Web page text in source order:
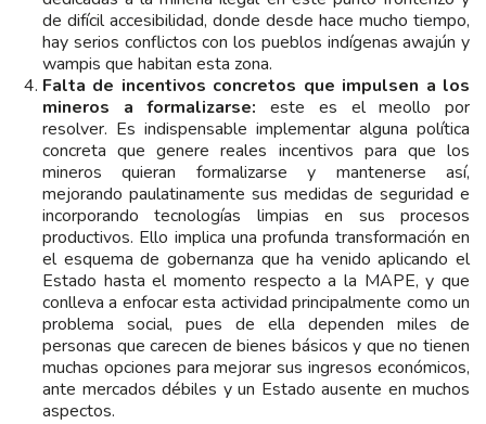
de difícil accesibilidad, donde desde hace mucho tiempo,
hay serios conflictos con los pueblos indígenas awajún y
wampis que habitan esta zona.
Falta de incentivos concretos que impulsen a los
mineros a formalizarse:este es el meollo por
resolver. Es indispensable implementar alguna política
concreta que genere reales incentivos para que los
mineros quieran formalizarse y mantenerse así,
mejorando paulatinamente sus medidas de seguridad e
incorporando tecnologías limpias en sus procesos
productivos. Ello implica una profunda transformación en
el esquema de gobernanza que ha venido aplicando el
Estado hasta el momento respecto a la MAPE, y que
conlleva a enfocar esta actividad principalmente como un
problema social, pues de ella dependen miles de
personas que carecen de bienes básicos y que no tienen
muchas opciones para mejorar sus ingresos económicos,
ante mercados débiles y un Estado ausente en muchos
aspectos.